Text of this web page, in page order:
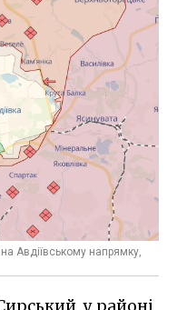
Авдіївському напрямку,